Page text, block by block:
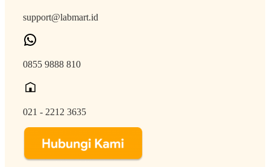
support@labmart.id
0855 9888 810
021 - 2212 3635